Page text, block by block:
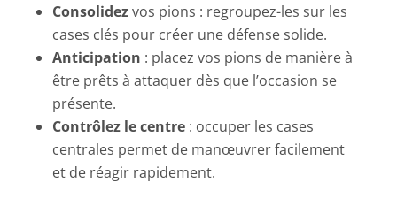
Consolidezvos pions : regroupez-les sur les
cases clés pour créer une défense solide.
Anticipation : placez vos pions de manière à
être prêts à attaquer dès que l’occasion se
présente.
Contrôlez le centre : occuper les cases
centrales permet de manœuvrer facilement
et de réagir rapidement.